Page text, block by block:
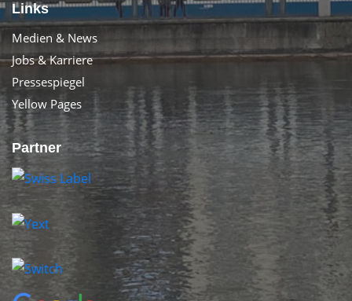
Links
Medien & News
Jobs & Karriere
Pressespiegel
Yellow Pages
Partner